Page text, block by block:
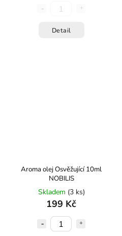
Detail
Aroma olej Osvěžující 10ml
NOBILIS
Skladem (3 ks)
199 Kč